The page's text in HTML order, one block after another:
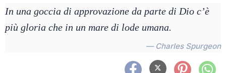
In una goccia di approvazione da parte di Dio c’è
più gloria che in un mare di lode umana.
— Charles Spurgeon